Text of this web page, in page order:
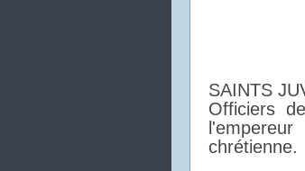
SAINTS
Officiers
chrétienne.